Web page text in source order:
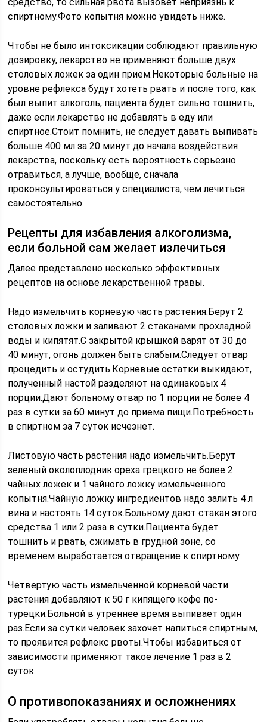
спиртному.Фото копытня можно увидеть ниже.
Чтобы не было интоксикации соблюдают правильную
дозировку, лекарство не применяют больше двух
столовых ложек за один прием.Некоторые больные на
уровне рефлекса будут хотеть рвать и после того, как
был выпит алкоголь, пациента будет сильно тошнить,
даже если лекарство не добавлять в еду или
спиртное.Стоит помнить, не следует давать выпивать
больше 400 мл за 20 минут до начала воздействия
лекарства, поскольку есть вероятность серьезно
отравиться, а лучше, вообще, сначала
проконсультироваться у специалиста, чем лечиться
самостоятельно.
Рецепты для избавления алкоголизма,
если больной сам желает излечиться
Далее представлено несколько эффективных
рецептов на основе лекарственной травы.
Надо измельчить корневую часть растения.Берут 2
столовых ложки и заливают 2 стаканами прохладной
воды и кипятят.С закрытой крышкой варят от 30 до
40 минут, огонь должен быть слабым.Следует отвар
процедить и остудить.Корневые остатки выкидают,
полученный настой разделяют на одинаковых 4
порции.Дают больному отвар по 1 порции не более 4
раз в сутки за 60 минут до приема пищи.Потребность
в спиртном за 7 суток исчезнет.
Листовую часть растения надо измельчить.Берут
зеленый околоплодник ореха грецкого не более 2
чайных ложек и 1 чайного ложку измельченного
копытня.Чайную ложку ингредиентов надо залить 4 л
вина и настоять 14 суток.Больному дают стакан этого
средства 1 или 2 раза в сутки.Пациента будет
тошнить и рвать, сжимать в грудной зоне, со
временем выработается отвращение к спиртному.
Четвертую часть измельченной корневой части
растения добавляют к 50 г кипящего кофе по-
турецки.Больной в утреннее время выпивает один
раз.Если за сутки человек захочет напиться спиртным,
то проявится рефлекс рвоты.Чтобы избавиться от
зависимости применяют такое лечение 1 раз в 2
суток.
О противопоказаниях и осложнениях